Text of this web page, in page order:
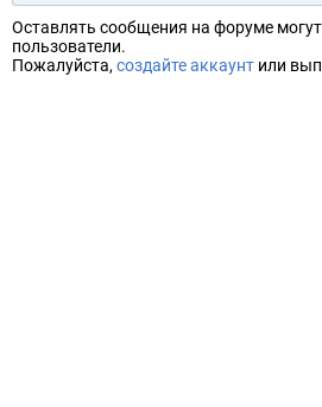
Оставлять сообщения на форуме
пользователи.
Пожалуйста, создайте аккаунт или